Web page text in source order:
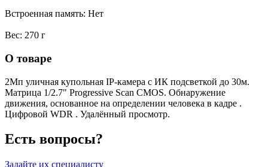
Встроенная память: Нет
Вес: 270 г
О товаре
2Мп уличная купольная IP-камера с ИК подсветкой до 30м.
Матрица 1/2.7" Progressive Scan CMOS. Обнаружение
движения, основанное на определении человека в кадре .
Цифровой WDR . Удалённый просмотр.
Есть вопросы?
Задайте их специалисту